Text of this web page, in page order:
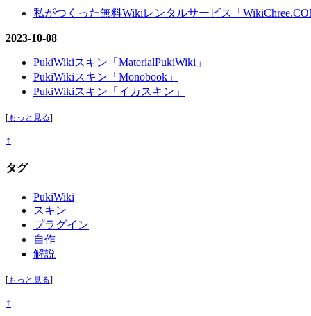
私がつくった無料Wikiレンタルサービス「
2023-10-08
PukiWikiスキン「MaterialPukiWiki」
PukiWikiスキン「Monobook」
PukiWikiスキン「イカスキン」
[もっと見る]
↑
タグ
PukiWiki
スキン
プラグイン
自作
解説
[もっと見る]
↑